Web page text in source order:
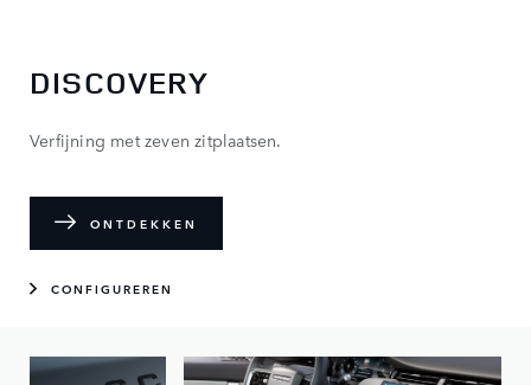
DISCOVERY
Verfijning met zeven zitplaatsen.
ONTDEKKEN
CONFIGUREREN